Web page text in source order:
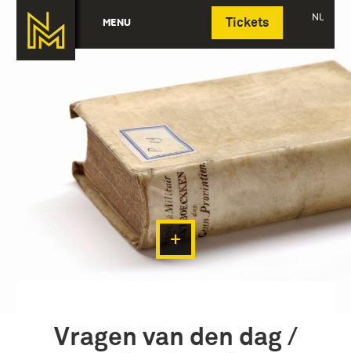
MENU Tickets NL
Deutsch
Vragen van den dag /